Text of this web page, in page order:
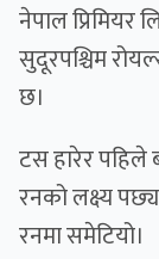
नेपाल
सुदूरपश्चिम
छ।
टस हारेर पहिले
रनको लक्ष्य
रनमा समेटियो।